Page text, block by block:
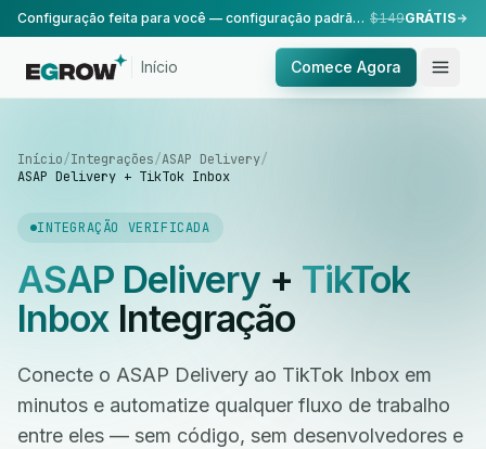
Configuração feita para você — configuração padrão, realizada pela nossa equipe. $149GRÁTIS
Início Comece Agora
Início/Integrações/ASAP Delivery/
ASAP Delivery + TikTok Inbox
INTEGRAÇÃO VERIFICADA
ASAP Delivery+ TikTok
InboxIntegração
Conecte o ASAP Delivery ao TikTok Inbox em
minutos e automatize qualquer fluxo de trabalho
entre eles — sem código, sem desenvolvedores e